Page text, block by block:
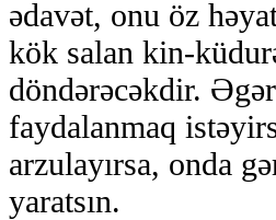
ədavət, onu öz
kök salan kin-
döndərəcəkdir.
faydalanmaq
arzulayırsa, onda
yaratsın.